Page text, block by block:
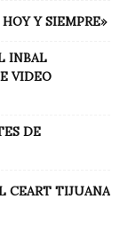
Y SIEMPRE»
INBAL
VIDEO
DE
CEART TIJUANA